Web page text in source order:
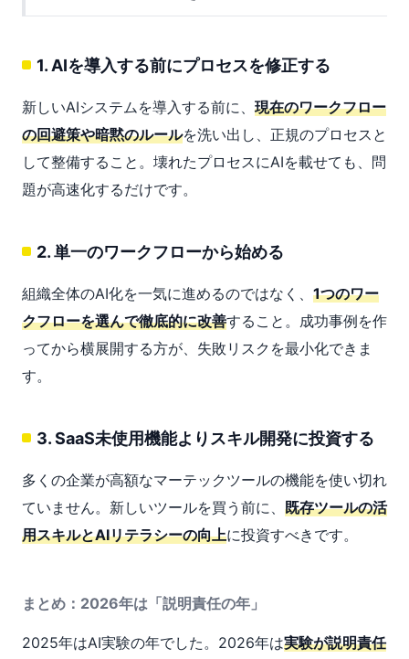
1. AIを導入する前にプロセスを修正する
新しいAIシステムを導入する前に、 現在のワークフロー
の回避策や暗黙のルールを洗い出し、正規のプロセスと
して整備すること。壊れたプロセスにAIを載せても、問
題が高速化するだけです。
2. 単一のワークフローから始める
組織全体のAI化を一気に進めるのではなく、 1つのワー
クフローを選んで徹底的に改善すること。成功事例を作
ってから横展開する方が、失敗リスクを最小化できま
す。
3. SaaS未使用機能よりスキル開発に投資する
多くの企業が高額なマーテックツールの機能を使い切れ
ていません。新しいツールを買う前に、 既存ツールの活
用スキルとAIリテラシーの向上に投資すべきです。
まとめ：2026年は「説明責任の年」
2025年はAI実験の年でした。2026年は実験が説明責任